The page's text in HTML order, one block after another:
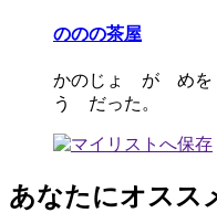
ののの茶屋
かのじょ が め
う だった。
あなたにオスス